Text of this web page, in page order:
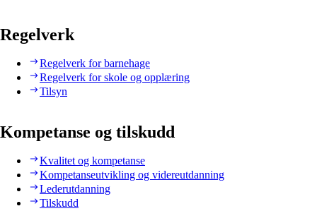
Regelverk
Regelverk for barnehage
Regelverk for skole og opplæring
Tilsyn
Kompetanse og tilskudd
Kvalitet og kompetanse
Kompetanseutvikling og videreutdanning
Lederutdanning
Tilskudd